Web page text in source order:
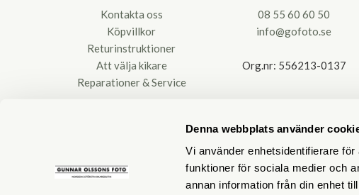
Denna webbplats använder
Vi använder enhetsidentifierare
funktioner för sociala medier och
annan information från din enhet
Kontakta oss
Köpvillkor
Returinstruktioner
Att välja kikare
Reparationer & Service
08 55 60 60 50
info@gofoto.se
Org.nr: 556213-0137